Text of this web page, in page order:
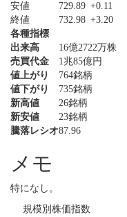
安値
729.89 +0.11
終値
732.98 +3.20
各種指標
出来高
16億2722万株
売買代金
1兆85億円
値上がり
764銘柄
値下がり
735銘柄
新高値
26銘柄
新安値
23銘柄
騰落レシオ87.96
メモ
特になし。
規模別株価指数